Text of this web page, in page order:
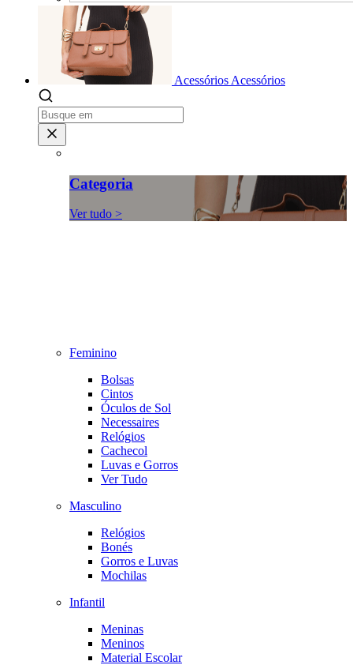
Acessórios Acessórios
Categoria
Ver tudo >
Feminino
Bolsas
Cintos
Óculos de Sol
Necessaires
Relógios
Cachecol
Luvas e Gorros
Ver Tudo
Masculino
Relógios
Bonés
Gorros e Luvas
Mochilas
Infantil
Meninas
Meninos
Material Escolar